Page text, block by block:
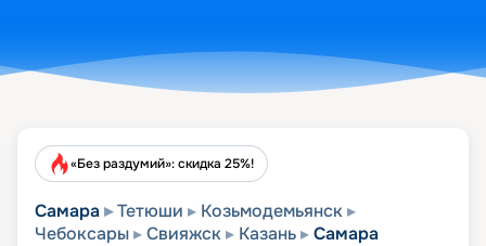
«Без раздумий»: скидка 25%!
Самара Тетюши
Козьмодемьянск
Чебоксары
Свияжск Казань Самара